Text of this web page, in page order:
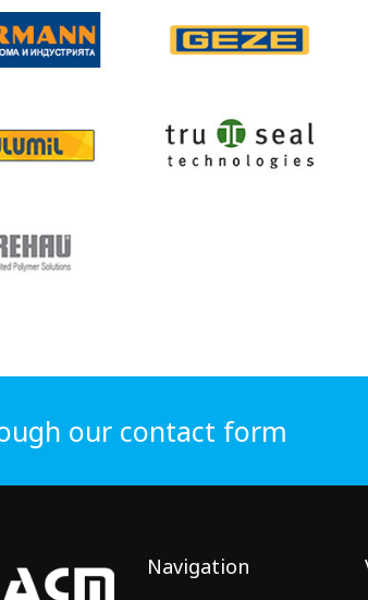
our contact form
Navigation